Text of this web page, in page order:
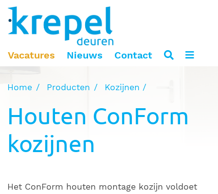
Vacatures Nieuws Contact
Home Producten Kozijnen
Houten ConForm
kozijnen
Het ConForm houten montage kozijn voldoet